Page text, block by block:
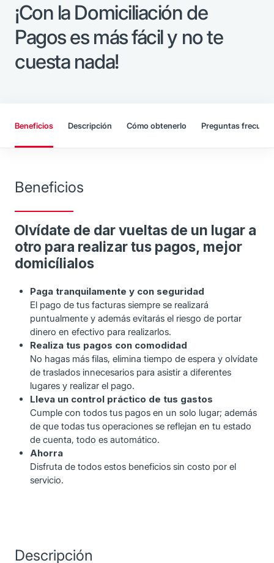
¡Con la Domiciliación de
Pagos es más fácil y no te
cuesta nada!
Beneficios Descripción Cómo obtenerlo Preguntas
Beneficios
Olvídate de dar vueltas de un lugar a
otro para realizar tus pagos, mejor
domicílialos
Paga tranquilamente y con seguridad
El pago de tus facturas siempre se realizará
puntualmente y además evitarás el riesgo de portar
dinero en efectivo para realizarlos.
Realiza tus pagos con comodidad
No hagas más filas, elimina tiempo de espera y olvídate
de traslados innecesarios para asistir a diferentes
lugares y realizar el pago.
Lleva un control práctico de tus gastos
Cumple con todos tus pagos en un solo lugar; además
de que todas tus operaciones se reflejan en tu estado
de cuenta, todo es automático.
Ahorra
Disfruta de todos estos beneficios sin costo por el
servicio.
Descripción